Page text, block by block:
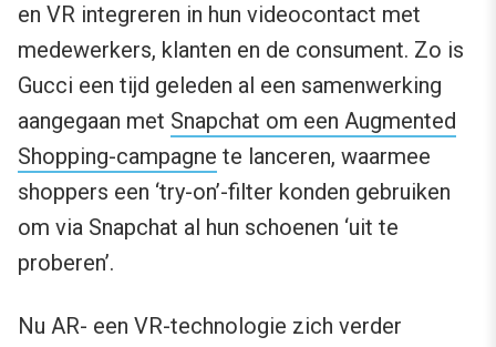
en VR integreren in hun videocontact met
medewerkers, klanten en de consument. Zo is
Gucci een tijd geleden al een samenwerking
aangegaan met Snapchat om een Augmented
Shopping-campagne te lanceren, waarmee
shoppers een ‘try-on’-filter konden gebruiken
om via Snapchat al hun schoenen ‘uit te
proberen’.
Nu AR- een VR-technologie zich verder